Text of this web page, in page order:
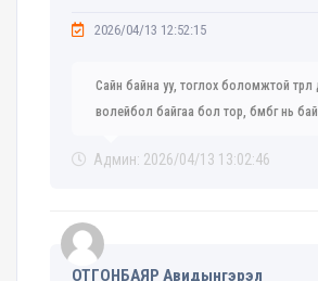
2026/04/13 12:52:15
Сайн байна уу, тоглох боломжтой төрөл
волейбол байгаа бол тор, бөмбөг нь
Админ: 2026/04/13 13:02:46
ОТГОНБАЯР Авидынгэрэл